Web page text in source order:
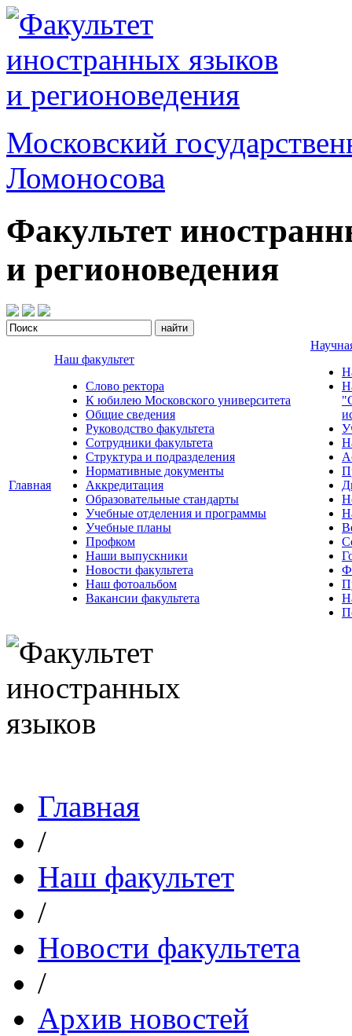
Московский
Ломоносова
Факультет
и регионоведения
Главная
Наш факультет
Слово ректора
К юбилею Московского университета
Общие сведения
Руководство факультета
Сотрудники факультета
Структура и подразделения
Нормативные документы
Аккредитация
Образовательные стандарты
Учебные отделения и программы
Учебные планы
Профком
Наши выпускники
Новости факультета
Наш фотоальбом
Вакансии факультета
Главная
/
Наш факультет
/
Новости факультета
/
Архив новостей